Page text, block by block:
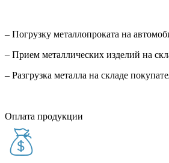
– Погрузку металлопроката на
– Прием металлических изделий на
– Разгрузка металла на складе
Оплата продукции